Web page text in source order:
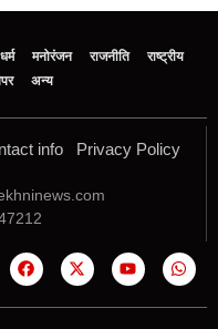
धर्म मनोरंजन राजनीति
राष्ट्रीय
अन्य
info Privacy Policy